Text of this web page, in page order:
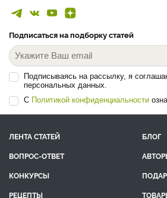
Подписаться на подборку статей
Подписываясь на рассылку, я
персональных данных.
С Политикой конфиденциальности
ЛЕНТА СТАТЕЙ
БЛОГ
ВОПРОС-ОТВЕТ
КОНКУРСЫ
РЕЦЕПТЫ